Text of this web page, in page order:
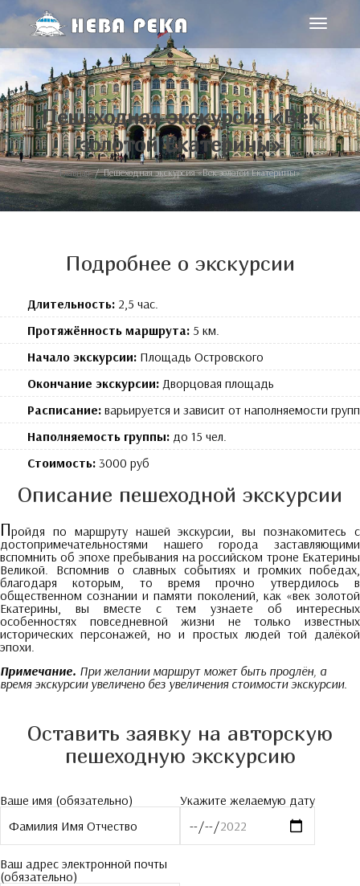
Пешеходная экскурсия «Век
золотой Екатерины»
Главная Пешеходная экскурсия «Век золотой Екатерины»
Подробнее о экскурсии
Длительность:2,5 час.
Протяжённость маршрута:5 км.
Начало экскурсии:Площадь Островского
Окончание экскурсии:Дворцовая площадь
Расписание: варьируется и зависит от наполняемости групп
Наполняемость группы:до 15 чел.
Стоимость:3000 руб
Описание пешеходной экскурсии
Пройдя по маршруту нашей экскурсии, вы познакомитесь с
достопримечательностями нашего города заставляющими
вспомнить об эпохе пребывания на российском троне Екатерины
Великой. Вспомнив о славных событиях и громких победах,
благодаря которым, то время прочно утвердилось в
общественном сознании и памяти поколений, как «век золотой
Екатерины, вы вместе с тем узнаете об интересных
особенностях повседневной жизни не только известных
исторических персонажей, но и простых людей той далёкой
эпохи.
Примечание. При желании маршрут может быть продлён, а
время экскурсии увеличено без увеличения стоимости экскурсии.
Оставить заявку на авторскую
пешеходную экскурсию
Ваше имя (обязательно)
Ваш адрес электронной почты
(обязательно)
Укажите желаемую дату